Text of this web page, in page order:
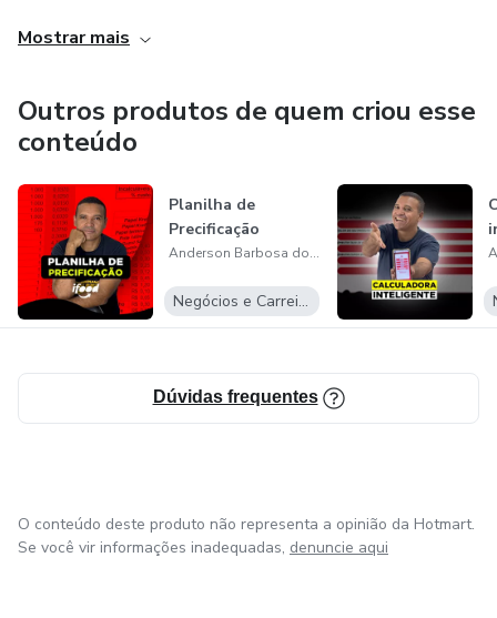
vida do seu negócio. Consultoria de 3/4 horas diretamente
completo.
Serviço de Mentoria eu mesmo ajustarei a sua loja e
cuidarei dela por 30 dias ou até mesmo 60 dias. Após isso
é aberto a inscrição para o plano de Gestão Ifood . Confira!!!
Mostrar mais
Outros produtos de quem criou esse
conteúdo
Planilha de
Precificação
Anderson Barbosa dos Santos
Negócios e Carreira
Dúvidas frequentes
O conteúdo deste produto não representa a opinião da Hotmart.
Se você vir informações inadequadas, denuncie aqui